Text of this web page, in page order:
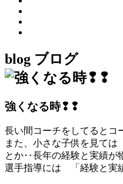
blog ブログ
強くなる時❢❢
長い間コーチをしてるとコ
また、小さな子供を見て
とか‥長年の経験と実績が
選手指導には 「経験と実